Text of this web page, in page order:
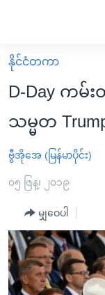
လွယ်ကူ
စေ
များ
ပင်မ
ကျော်
ကြည့်
ရန်
မူလစာမျက်နှာ
မြန်မာ
ကမ္ဘာ့သတင်းများ
နိုင်ငံတကာ
အမေရိကန်
အစ္စရေး-ပါလက်စတို
ဗွီဒီယို
သတင်းလွတ်လပ်ခွင့်
အင်္ဂလိပ်စာလေ့လာ
အမေရိကန်သုံးအီဒီ
မကြေးမုံရဲ့ အင်္ဂလိပ်
အပတ်စဉ်ကဏ္ဍများ
ရေဒီယို
ရေဒီယိုနှင့်ရုပ်သံ အ
နိုင်ငံတကာ
D-Day က
သမ္မတ
ဗွီအိုအေ (မြန်မာပိုင်း)
၀၅ ဇြန္၊ ၂၀၁၉
မျှဝေပါ